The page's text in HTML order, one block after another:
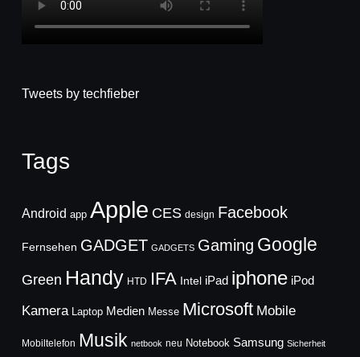
Tweets by techfieber
Tags
Android app Apple CES design Facebook
Fernsehen GADGET GADGETS Gaming Google
Green Handy HTD IFA Intel iPad iphone iPod
Kamera Laptop Medien Messe Microsoft Mobile
Mobiltelefon Musik netbook neu Notebook Samsung Sicherheit